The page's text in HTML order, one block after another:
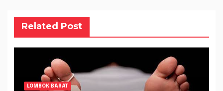
Related Post
LOMBOK BARAT